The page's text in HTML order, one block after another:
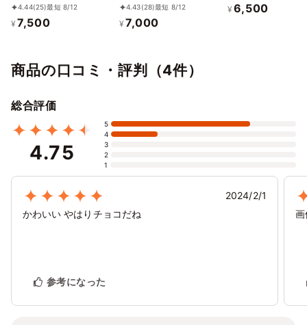
4.44(25)最短 8/12
¥ 7,500
4.43(28)最短 8/12
¥ 7,000
¥ 6,500
商品の口コミ・評判（4件）
総合評価
4.75
5
4
3
2
1
2024/2/1
かわいい やはりチョコだね
参考になった
画